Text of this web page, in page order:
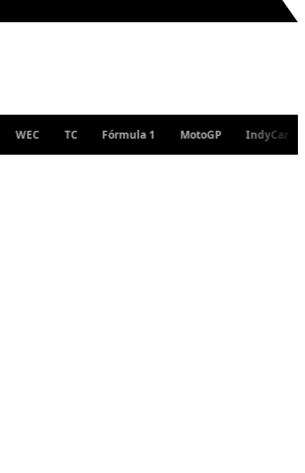
TC Fórmula 1 MotoGP IndyCar WRC